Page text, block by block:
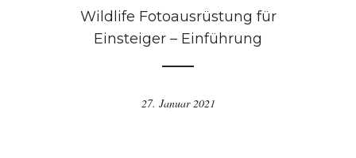
Wildlife Fotoausrüstung für
Einsteiger – Einführung
27. Januar 2021